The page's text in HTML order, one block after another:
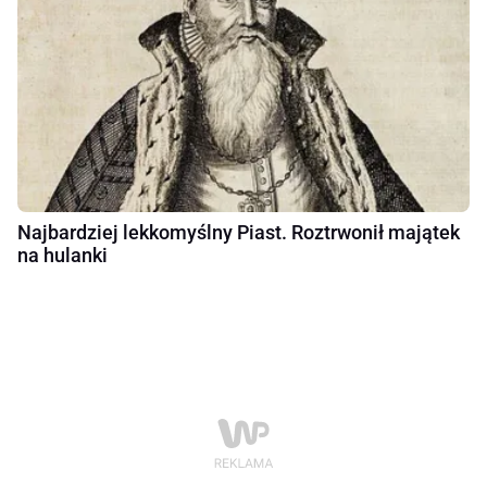
Najbardziej lekkomyślny Piast. Roztrwonił majątek
na hulanki